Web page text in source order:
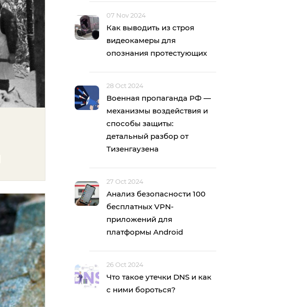
07 Nov 2024
Как выводить из строя
видеокамеры для
опознания протестующих
28 Oct 2024
Военная пропаганда РФ —
механизмы воздействия и
способы защиты:
детальный разбор от
Тизенгаузена
27 Oct 2024
Анализ безопасности 100
бесплатных VPN-
приложений для
платформы Android
26 Oct 2024
Что такое утечки DNS и как
с ними бороться?